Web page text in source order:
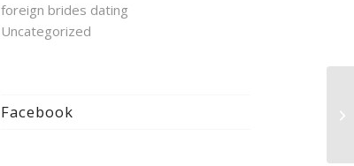
foreign brides dating
Uncategorized
Facebook